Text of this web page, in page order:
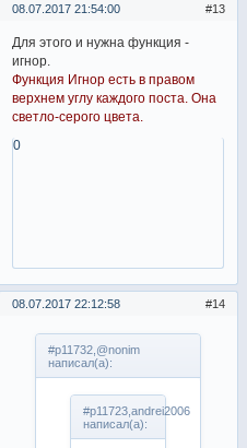
13
08.07.2017 21:54:00
Для этого и нужна функция -
игнор.
Функция Игнор есть в правом
верхнем углу каждого поста. Она
светло-серого цвета.
0
14
08.07.2017 22:12:58
#p11732,@nonim
написал(а):
#p11723,andrei2006
написал(а):